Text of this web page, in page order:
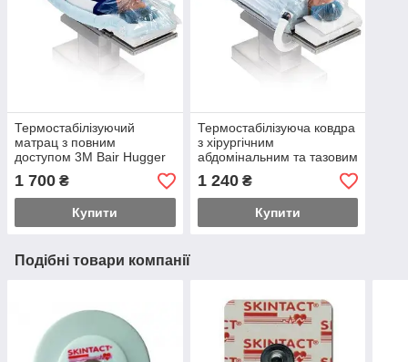
Термостабілізуючий
матрац з повним
доступом 3M Bair Hugger
1 700 ₴
Купити
Термостабілізуюча ковдра
з хірургічним
абдомінальним та тазовим
доступом 3M Bair Hugger
1 240₴
Купити
Подібні товари компанії